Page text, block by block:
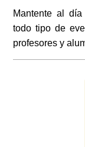
Mantente al
todo tipo de
profesores y